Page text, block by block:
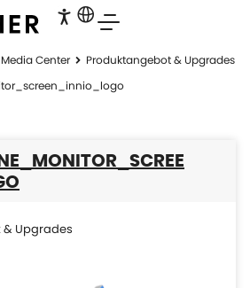
Media Center
Produktangebot & Upgrades
Upgrades